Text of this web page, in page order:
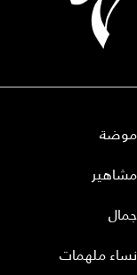
موضة
مشاهير
جمال
نساء ملهمات